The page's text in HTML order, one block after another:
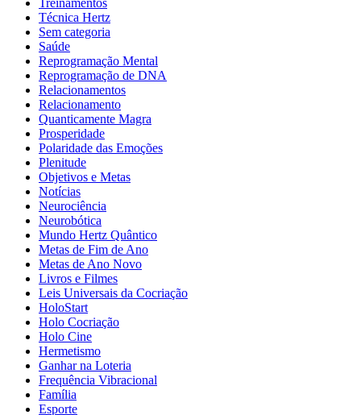
Treinamentos
Técnica Hertz
Sem categoria
Saúde
Reprogramação Mental
Reprogramação de DNA
Relacionamentos
Relacionamento
Quanticamente Magra
Prosperidade
Polaridade das Emoções
Plenitude
Objetivos e Metas
Notícias
Neurociência
Neurobótica
Mundo Hertz Quântico
Metas de Fim de Ano
Metas de Ano Novo
Livros e Filmes
Leis Universais da Cocriação
HoloStart
Holo Cocriação
Holo Cine
Hermetismo
Ganhar na Loteria
Frequência Vibracional
Família
Esporte